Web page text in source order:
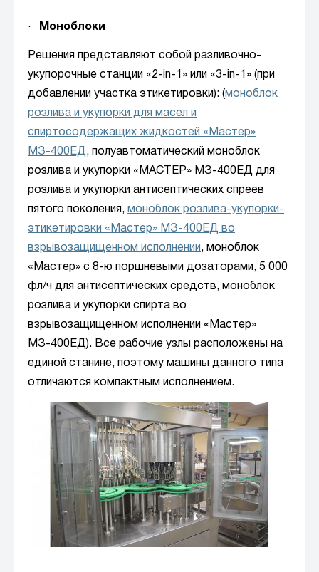
· Моноблоки
Решения представляют собой разливочно-
укупорочные станции «2-in-1» или «3-in-1» (при
добавлении участка этикетировки): ( моноблок
розлива и укупорки для масел и
спиртосодержащих жидкостей «Мастер»
МЗ-400ЕД, полуавтоматический моноблок
розлива и укупорки «МАСТЕР» МЗ-400ЕД для
розлива и укупорки антисептических спреев
пятого поколения, моноблок розлива-укупорки-
этикетировки «Мастер» МЗ-400ЕД во
взрывозащищенном исполнении , моноблок
«Мастер» с 8-ю поршневыми дозаторами, 5 000
фл/ч для антисептических средств, моноблок
розлива и укупорки спирта во
взрывозащищенном исполнении «Мастер»
МЗ-400ЕД). Все рабочие узлы расположены на
единой станине, поэтому машины данного типа
отличаются компактным исполнением.